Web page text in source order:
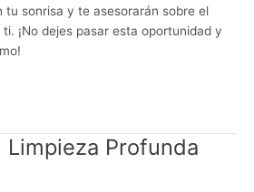
tu sonrisa y te asesorarán sobre el
¡No dejes pasar esta oportunidad y
Limpieza Profunda